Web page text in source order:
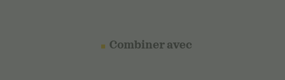
Combiner avec